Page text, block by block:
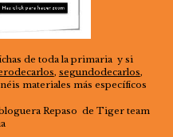
de toda la primaria y si
, segundodecarlos,
materiales más específicos
Repaso de Tiger team